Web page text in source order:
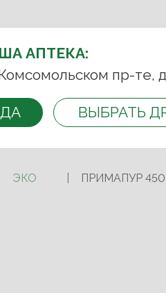
АПТЕКУ: Комсомольский
АПТЕКА:
пр-те,
ДА ВЫБРАТЬ
253 45 93 +7
и оплата Контакты
ЭКО ПРИМАПУР